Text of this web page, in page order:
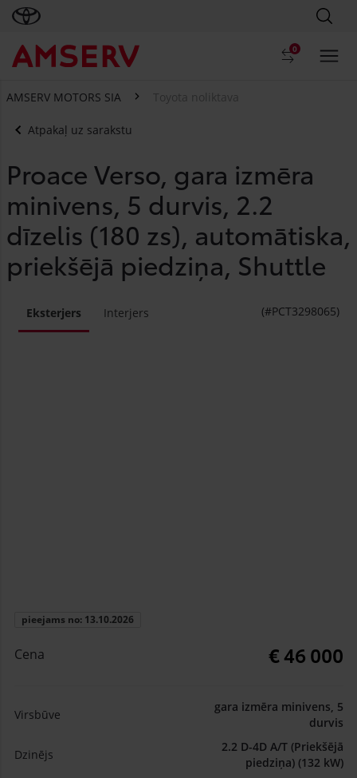
0
AMSERV MOTORS SIA Toyota noliktava
Atpakaļ uz sarakstu
Proace Verso, gara izmēra
minivens, 5 durvis, 2.2
dīzelis (180 zs), automātiska,
priekšējā piedziņa, Shuttle
(#PCT3298065)
Eksterjers Interjers
pieejams no: 13.10.2026
Cena € 46 000
Virsbūve
gara izmēra minivens, 5
durvis
Dzinējs
2.2 D-4D A/T (Priekšējā
piedziņa) (132 kW)